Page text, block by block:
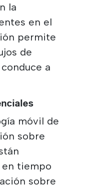
la
en el
permite
de
a
móvil de
sobre
tiempo
sobre